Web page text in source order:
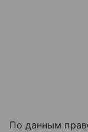
По данным